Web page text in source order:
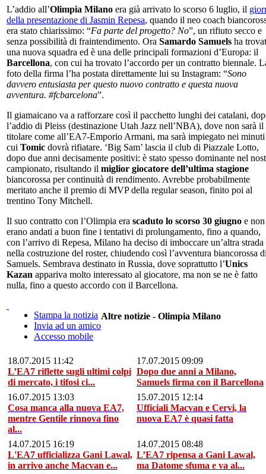
L’addio all’Olimpia Milano era già arrivato lo scorso 6 luglio, il
della presentazione di Jasmin Repesa, quando il neo coach
era stato chiarissimo: “Fa parte del progetto? No”, un rifiuto secco e
senza possibilità di fraintendimento. Ora Samardo Samuels ha
una nuova squadra ed è una delle principali formazioni d’Europa: il
Barcellona, con cui ha trovato l’accordo per un contratto biennale.
foto della firma l’ha postata direttamente lui su Instagram: “Sono
davvero entusiasta per questo nuovo contratto e questa nuova
avventura. #fcbarcelona”.
Il giamaicano va a rafforzare così il pacchetto lunghi dei catalani,
l’addio di Pleiss (destinazione Utah Jazz nell’NBA), dove non sarà il
titolare come all’EA7-Emporio Armani, ma sarà impiegato nei
cui Tomic dovrà rifiatare. ‘Big Sam’ lascia il club di Piazzale Lotto,
dopo due anni decisamente positivi: è stato spesso dominante nel
campionato, risultando il miglior giocatore dell’ultima stagione
biancorossa per continuità di rendimento. Avrebbe probabilmente
meritato anche il premio di MVP della regular season, finito poi al
trentino Tony Mitchell.
Il suo contratto con l’Olimpia era scaduto lo scorso 30 giugno e non
erano andati a buon fine i tentativi di prolungamento, fino a quando,
con l’arrivo di Repesa, Milano ha deciso di imboccare un’altra strada
nella costruzione del roster, chiudendo così l’avventura biancorossa
Samuels. Sembrava destinato in Russia, dove soprattutto l’Unics
Kazan appariva molto interessato al giocatore, ma non se ne è fatto
nulla, fino a questo accordo con il Barcellona.
Stampa la notizia
Invia ad un amico
Accesso mobile
Altre notizie - Olimpia Milano
18.07.2015 11:42
L’EA7 riflette sugli ultimi colpi
di mercato, i tifosi ci...
17.07.2015 09:09
Dopo due anni a Milano,
Samuels firma con il Barcellona
16.07.2015 13:03
Cosa manca alla nuova EA7,
mentre Gentile rinnova fino
al...
15.07.2015 12:14
Ufficiali Macvan e Cervi, la
nuova EA7 è quasi fatta
14.07.2015 16:19
L'EA7 ufficializza Gani Lawal,
in arrivo anche Macvan e...
14.07.2015 08:48
L’EA7 ripensa a Gani Lawal,
ma Datome sfuma e va al...